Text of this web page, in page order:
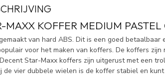
MAXX KOFFER MEDIUM
van hard ABS. Dit is een goed
voor het maken van koffers. De koffers
Star-Maxx koffers zijn uitgerust met een
de vier dubbele wielen is de koffer stabiel en